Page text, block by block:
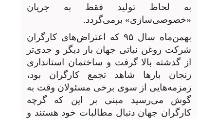
به لحاظ تولید فقط به جریان
«خصوصی‌سازی» برمی‌گردد.
بهمن‌ماه سال ۹۵ که اعتراض‌های کارگران
شرکت روغن نباتی جهان بار دیگر و جدی‌تر
از گذشته بالا گرفت و ساختمان استانداری
زنجان بارها شاهد تجمع کارگران بود،
زمزمه‌هایی از سوی برخی مسئولان وقت به
گوش می‌رسید مبنی بر این که گرچه
کارگران جهان دنبال مطالبات خود هستند و